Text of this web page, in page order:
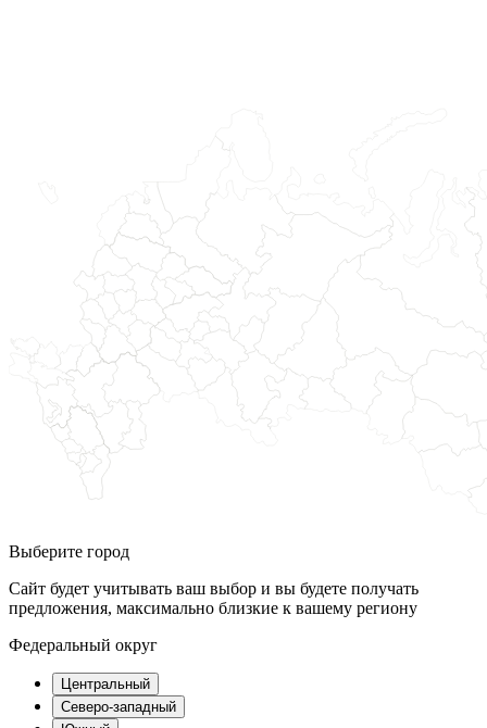
Выберите город
Сайт будет учитывать ваш выбор и вы будете получать
предложения, максимально близкие к вашему региону
Федеральный округ
Центральный
Северо-западный